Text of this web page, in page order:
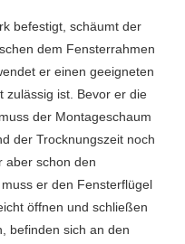
befestigt, schäumt der
dem Fensterrahmen
er einen geeigneten
zulässig ist. Bevor er die
der Montageschaum
der Trocknungszeit noch
aber schon den
er den Fensterflügel
öffnen und schließen
befinden sich an den